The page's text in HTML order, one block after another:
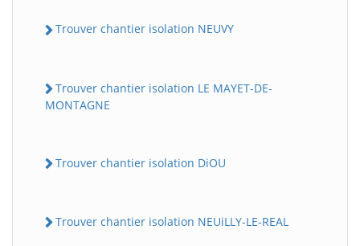
Trouver chantier isolation NEUVY
Trouver chantier isolation LE MAYET-DE-
MONTAGNE
Trouver chantier isolation DiOU
Trouver chantier isolation NEUiLLY-LE-REAL